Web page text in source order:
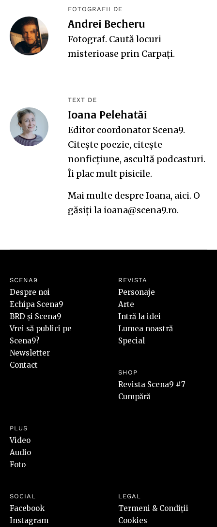
FOTOGRAFII DE
Andrei Becheru
Fotograf. Cautălocuri
misterioase prin Carpaţi.
TEXT DE
Ioana Pelehatăi
Editor coordonator Scena9.
Citește poezie, citește
nonficțiune, ascultă podcasturi.
Îi plac mult pisicile.
Mai multe despre Ioana, aici. O
găsiți la ioana@scena9.ro.
SCENA9
Despre noi
Echipa Scena9
BRD și Scena9
Vrei să publici pe
Scena9?
Newsletter
Contact
REVISTA
Personaje
Arte
Intră la idei
Lumea noastră
Special
SHOP
Revista Scena9 #7
Cumpără
PLUS
Video
Audio
Foto
SOCIAL
Facebook
Instagram
LEGAL
Termeni & Condiții
Cookies